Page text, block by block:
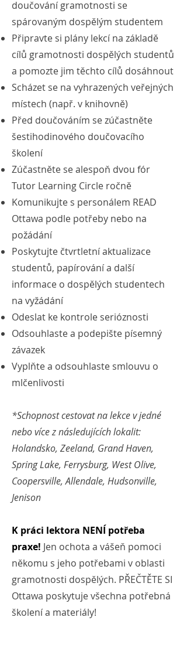
doučování gramotnosti se
spárovaným dospělým studentem
Připravte si plány lekcí na základě
cílů gramotnosti dospělých studentů
a pomozte jim těchto cílů dosáhnout
Scházet se na vyhrazených veřejných
místech (např. v knihovně)
Před doučováním se zúčastněte
šestihodinového doučovacího
školení
Zúčastněte se alespoň dvou fór
Tutor Learning Circle ročně
Komunikujte s personálem READ
Ottawa podle potřeby nebo na
požádání
Poskytujte čtvrtletní aktualizace
studentů, papírování a další
informace o dospělých studentech
na vyžádání
Odeslat ke kontrole serióznosti
Odsouhlaste a podepište písemný
závazek
Vyplňte a odsouhlaste smlouvu o
mlčenlivosti
*Schopnost cestovat na lekce v jedné
nebo více z následujících lokalit:
Holandsko, Zeeland, Grand Haven,
Spring Lake, Ferrysburg, West Olive,
Coopersville, Allendale, Hudsonville,
Jenison
K práci lektora NENÍ potřeba
praxe! Jen ochota a vášeň pomoci
někomu s jeho potřebami v oblasti
gramotnosti dospělých. PŘEČTĚTE SI
Ottawa poskytuje všechna potřebná
školení a materiály!